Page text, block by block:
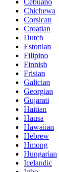
Cebuano
Chichewa
Corsican
Croatian
Dutch
Estonian
Filipino
Finnish
Frisian
Galician
Georgian
Gujarati
Haitian
Hausa
Hawaiian
Hebrew
Hmong
Hungarian
Icelandic